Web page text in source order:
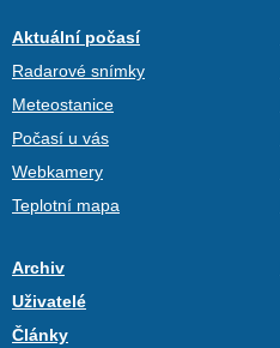
Aktuální počasí
Radarové snímky
Meteostanice
Počasí u vás
Webkamery
Teplotní mapa
Archiv
Uživatelé
Články